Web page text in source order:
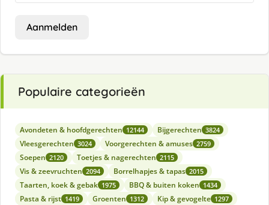
Aanmelden
Populaire categorieën
Avondeten & hoofdgerechten 12144 Bijgerechten 3824
Vleesgerechten 3024 Voorgerechten & amuses 2759
Soepen 2120 Toetjes & nagerechten 2115
Vis & zeevruchten 2094 Borrelhapjes & tapas 2015
Taarten, koek & gebak 1975 BBQ & buiten koken 1434
Pasta & rijst 1419 Groenten 1312 Kip & gevogelte 1297